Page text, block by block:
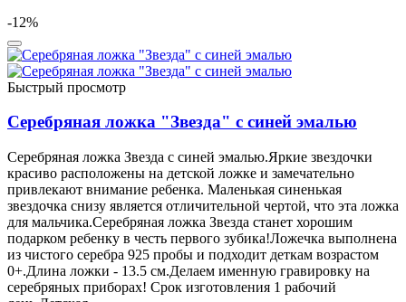
-12%
Быстрый просмотр
Серебряная ложка "Звезда" с синей эмалью
Серебряная ложка Звезда с синей эмалью.Яркие звездочки
красиво расположены на детской ложке и замечательно
привлекают внимание ребенка. Маленькая синенькая
звездочка снизу является отличительной чертой, что эта ложка
для мальчика.Серебряная ложка Звезда станет хорошим
подарком ребенку в честь первого зубика!Ложечка выполнена
из чистого серебра 925 пробы и подходит деткам возрастом
0+.Длина ложки - 13.5 см.Делаем именную гравировку на
серебряных приборах! Срок изготовления 1 рабочий